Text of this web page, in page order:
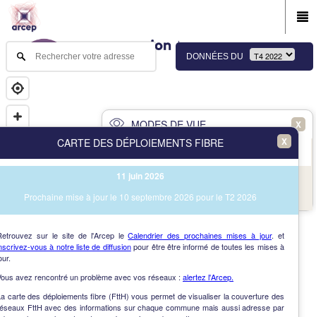
DONNÉES DU
MODES DE VUE X
Vue des immeubles et des communes
X
CARTE DES DÉPLOIEMENTS FIBRE
11 juin 2026
Prochaine mise à jour le 10 septembre 2026 pour le T2 2026
sur le site de l'Arcep leCalendrier des prochaines mises à jour. et
vous à notre liste de diffusionpour être être informé de toutes les mises à
avez rencontré un problème avec vos réseaux : alertez l'Arcep.
carte des déploiements fibre (FttH) vous permet de visualiser la couverture des
FttH avec des informations sur chaque commune mais aussi adresse par
NAV